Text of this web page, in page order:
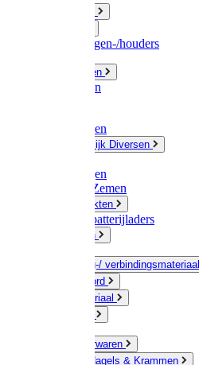
Slangenwagen-/houders
Olie / Vetten
Chemicalien
Plasticzakken
Huishoudelijk Diversen
Zaksluitingen
Sponzen / Zemen
Zeepprodukten
Batterij & batterijladers
Zaklampen
Verpakking-/ verbindingsmateriaal
Touw / Koord
Afdekmateriaal
Kleine ijzerwaren
Spijkers, Nagels & Krammen